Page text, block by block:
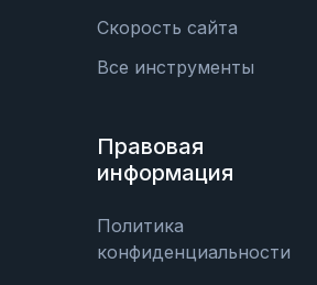
Скорость сайта
Все инструменты
Правовая
информация
Политика
конфиденциальности